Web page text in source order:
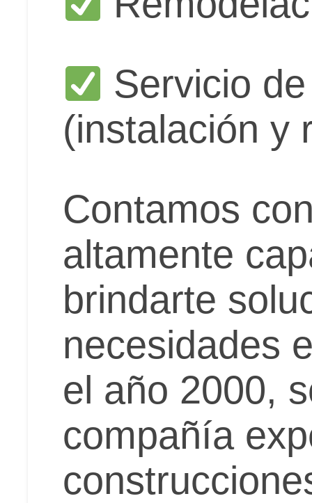
Servicio
(instalación y
Contamos
altamente
brindarte
necesidades
el año 2000,
compañía